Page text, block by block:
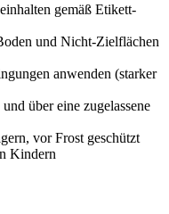
gemäß Etikett-
und Nicht-Zielflächen
anwenden (starker
über eine zugelassene
vor Frost geschützt
Kindern